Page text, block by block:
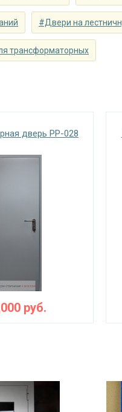
и фурнитура
шпингалет-задвижка
материалы
модели
#Двери на
трансформаторных
дверь PP-028
руб.